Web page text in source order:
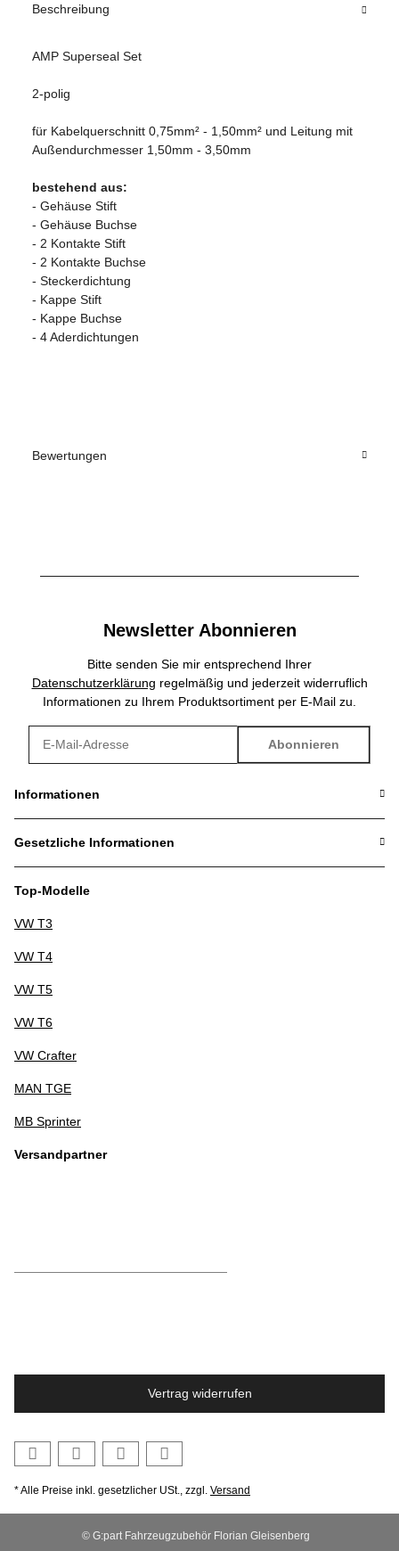
Beschreibung
AMP Superseal Set
2-polig
für Kabelquerschnitt 0,75mm² - 1,50mm² und Leitung mit
Außendurchmesser 1,50mm - 3,50mm
bestehend aus:
- Gehäuse Stift
- Gehäuse Buchse
- 2 Kontakte Stift
- 2 Kontakte Buchse
- Steckerdichtung
- Kappe Stift
- Kappe Buchse
- 4 Aderdichtungen
Bewertungen
Newsletter Abonnieren
Bitte senden Sie mir entsprechend Ihrer
Datenschutzerklärung regelmäßig und jederzeit widerruflich
Informationen zu Ihrem Produktsortiment per E-Mail zu.
Abonnieren
Informationen
Gesetzliche Informationen
Top-Modelle
VW T3
VW T4
VW T5
VW T6
VW Crafter
MAN TGE
MB Sprinter
Versandpartner
Vertrag widerrufen
* Alle Preise inkl. gesetzlicher USt., zzgl. Versand
© G:part Fahrzeugzubehör Florian Gleisenberg